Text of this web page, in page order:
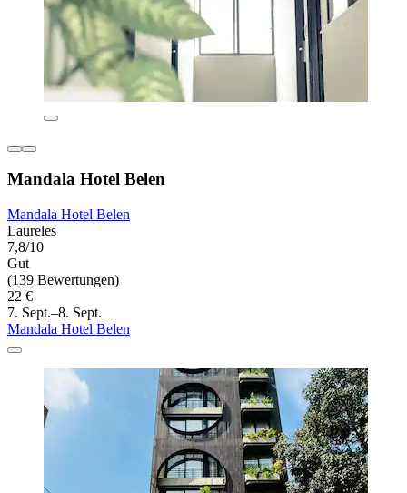
Mandala Hotel Belen
Mandala Hotel Belen
Laureles
7,8/10
Gut
(139 Bewertungen)
22 €
7. Sept.–8. Sept.
Mandala Hotel Belen